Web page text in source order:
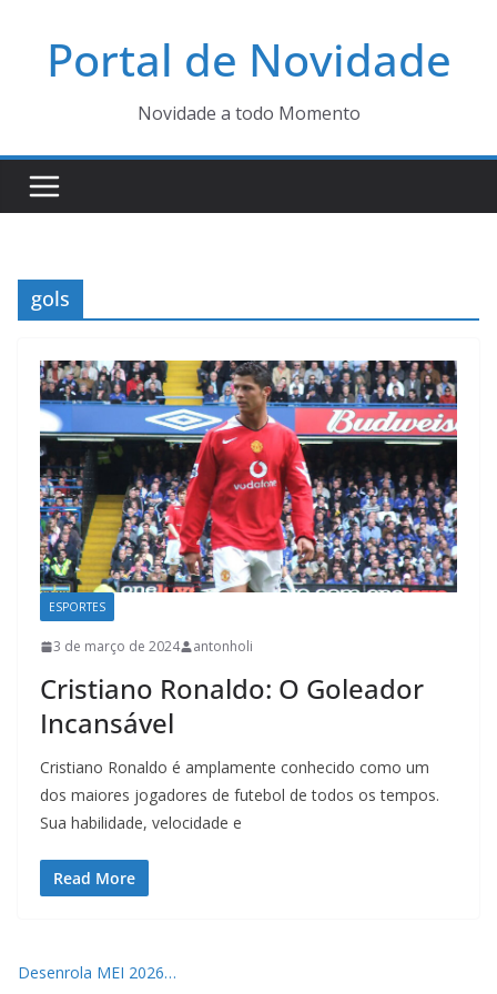
Portal de Novidade
Novidade a todo Momento
gols
ESPORTES
3 de março de 2024 antonholi
Cristiano Ronaldo: O Goleador
Incansável
Cristiano Ronaldo é amplamente conhecido como um
dos maiores jogadores de futebol de todos os tempos.
Sua habilidade, velocidade e
Read More
Desenrola MEI 2026…